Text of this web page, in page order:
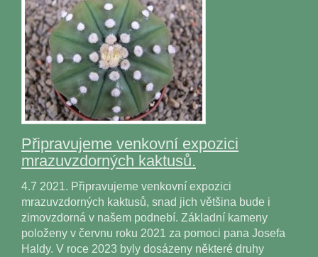
Připravujeme venkovní expozici
mrazuvzdorných kaktusů.
4.7 2021. Připravujeme venkovní expozici
mrazuvzdorných kaktusů, snad jich většina bude i
zimovzdorná v našem podnebí. Základní kameny
položeny v červnu roku 2021 za pomoci pana Josefa
Haldy. V roce 2023 byly dosázeny některé druhy